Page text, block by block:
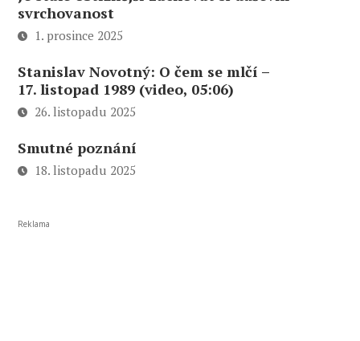
svrchovanost
1. prosince 2025
Stanislav Novotný: O čem se mlčí –
17. listopad 1989 (video, 05:06)
26. listopadu 2025
Smutné poznání
18. listopadu 2025
Reklama